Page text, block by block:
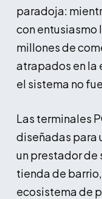
paradoja:
con
millones de
atrapados en la
el sistema no
Las terminales
diseñadas para
un prestador de
tienda de
ecosistema de